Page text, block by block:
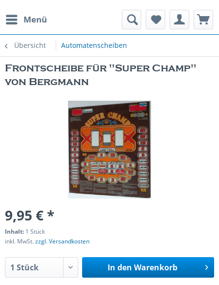
Menü
Übersicht Automatenscheiben
Spielautomaten
Frontscheibe für "Super Champ"
von Bergmann
9,95 € *
Inhalt: 1 Stück
inkl. MwSt.zzgl. Versandkosten
In den Warenkorb